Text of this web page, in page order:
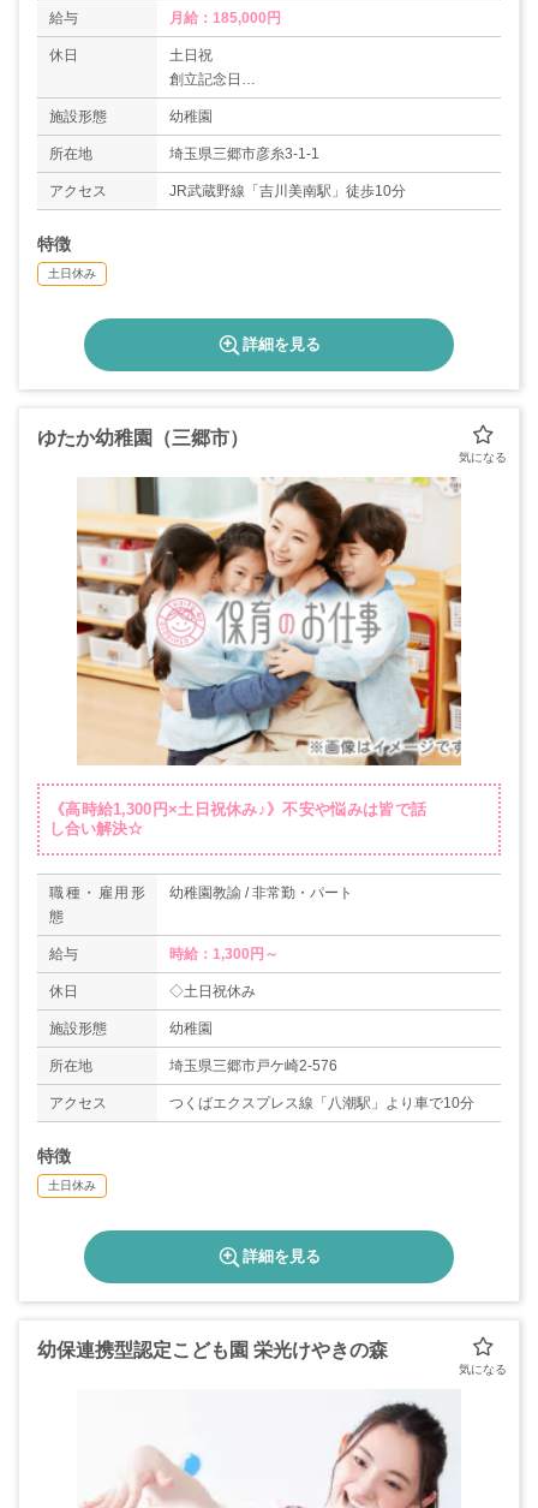
給与 月給：185,000円
休日
土日祝
創立記念日
行事の代休
埼玉県民の日
お盆休み
正月休み
施設形態 幼稚園
所在地 埼玉県三郷市彦糸3-1-1
アクセス JR武蔵野線「吉川美南駅」徒歩10分
特徴
土日休み
詳細を見る
ゆたか幼稚園（三郷市）
《高時給1,300円×土日祝休み♪》不安や悩みは皆で話
し合い解決☆
職種・雇用形
態
幼稚園教諭 / 非常勤・パート
給与 時給：1,300円～
休日 ◇土日祝休み
施設形態 幼稚園
所在地 埼玉県三郷市戸ケ崎2-576
アクセス つくばエクスプレス線「八潮駅」より車で10分
特徴
土日休み
詳細を見る
幼保連携型認定こども園 栄光けやきの森